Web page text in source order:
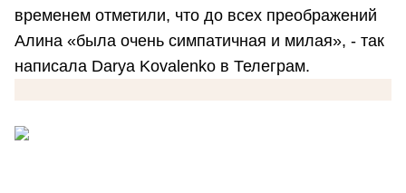
временем отметили, что до всех преображений
Алина «была очень симпатичная и милая», - так
написала Darya Kovalenko в Телеграм.